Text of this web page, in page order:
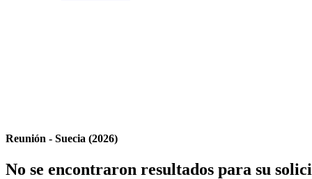
Reunión - Suecia (2026)
No se encontraron resultados para su